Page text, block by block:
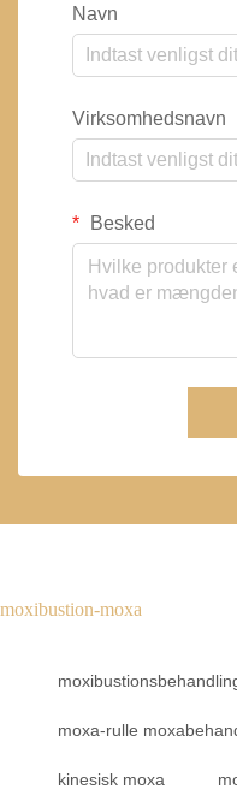
Navn
Virksomhedsnavn
Besked
moxibustion-moxa
moxa-rulle
kinesisk moxa